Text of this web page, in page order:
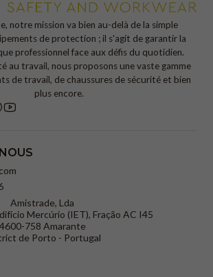
notre mission va bien au-delà de la simple
de protection ; il s'agit de garantir la
professionnel face aux défis du quotidien.
au travail, nous proposons une vaste gamme
de travail, de chaussures de sécurité et bien
plus encore.
Amistrade, Lda
Mercúrio (IET), Fração AC I45
4600-758 Amarante
de Porto - Portugal